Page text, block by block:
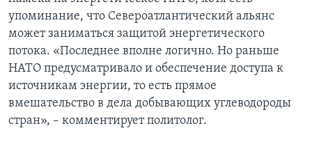
упоминание, что Североатлантический альянс
может заниматься защитой энергетического
потока. «Последнее вполне логично. Но раньше
НАТО предусматривало и обеспечение доступа к
источникам энергии, то есть прямое
вмешательство в дела добывающих углеводороды
стран», – комментирует политолог.